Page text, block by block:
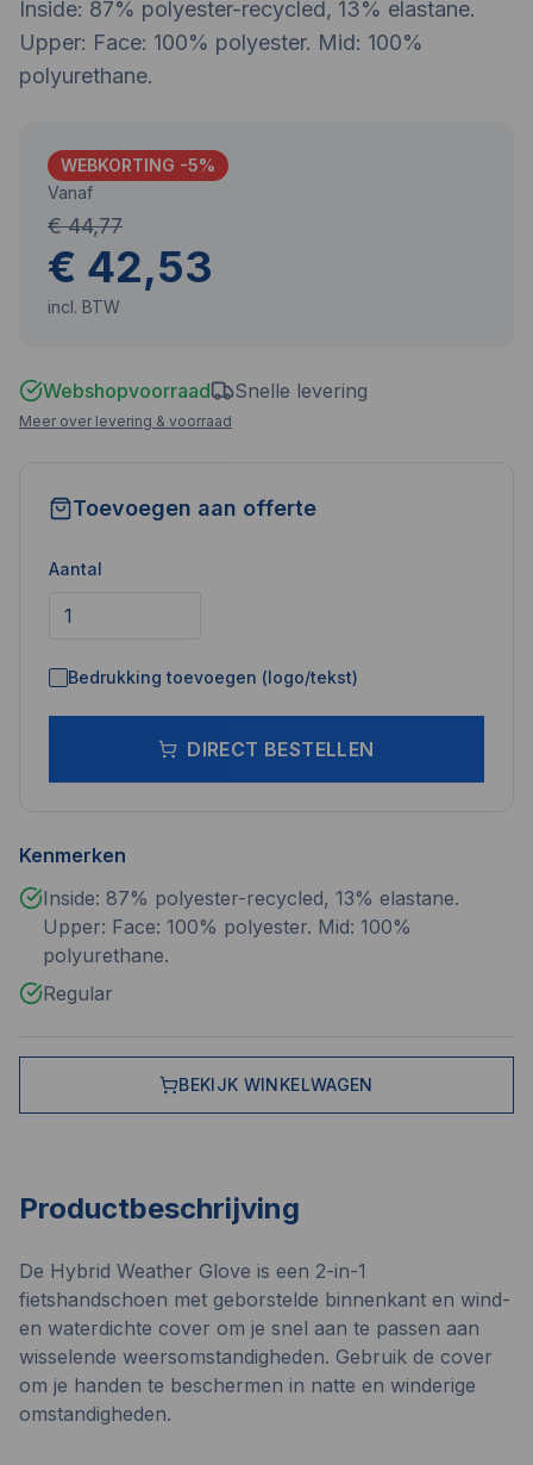
Inside: 87% polyester-recycled, 13% elastane.
Upper: Face: 100% polyester. Mid: 100%
polyurethane.
WEBKORTING -5%
Vanaf
€ 44,77
€ 42,53
incl. BTW
Webshopvoorraad Snelle levering
Meer over levering & voorraad
Toevoegen aan offerte
Aantal
Bedrukking toevoegen (logo/tekst)
DIRECT BESTELLEN
Kenmerken
Inside: 87% polyester-recycled, 13% elastane.
Upper: Face: 100% polyester. Mid: 100%
polyurethane.
Regular
BEKIJK WINKELWAGEN
Productbeschrijving
De Hybrid Weather Glove is een 2-in-1
fietshandschoen met geborstelde binnenkant en wind-
en waterdichte cover om je snel aan te passen aan
wisselende weersomstandigheden. Gebruik de cover
om je handen te beschermen in natte en winderige
omstandigheden.